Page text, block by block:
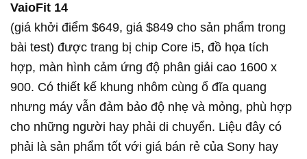
VaioFit 14
(giá khởi điểm $649, giá $849 cho sản phẩm trong
bài test) được trang bị chip Core i5, đồ họa tích
hợp, màn hình cảm ứng độ phân giải cao 1600 x
900. Có thiết kế khung nhôm cùng ổ đĩa quang
nhưng máy vẫn đảm bảo độ nhẹ và mỏng, phù hợp
cho những người hay phải di chuyển. Liệu đây có
phải là sản phẩm tốt với giá bán rẻ của Sony hay